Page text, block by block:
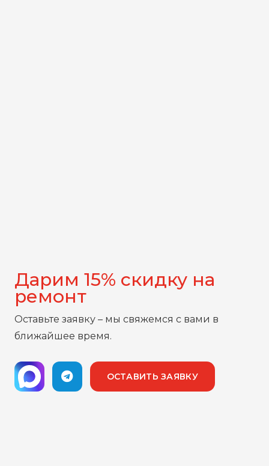
Дарим 15% скидку на
ремонт
Оставьте заявку – мы свяжемся с вами в
ближайшее время.
ОСТАВИТЬ ЗАЯВКУ